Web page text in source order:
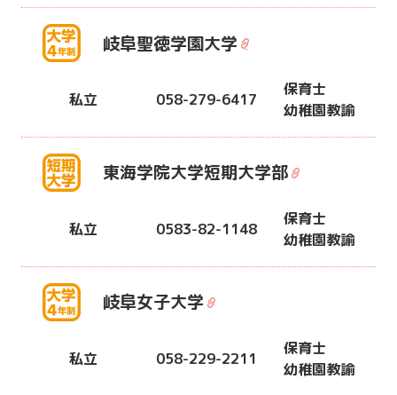
岐阜聖徳学園大学
私立 058-279-6417
保育士
幼稚園教諭
東海学院大学短期大学部
私立 0583-82-1148
保育士
幼稚園教諭
岐阜女子大学
私立 058-229-2211
保育士
幼稚園教諭